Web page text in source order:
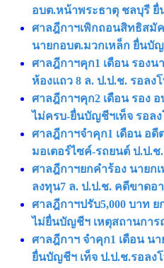
อบต.หน้าพระธาตุ ชลบุรี ยื่
ศาลฎีกาฯเพิกถอนสิทธิสมั
นายกอบต.มวกเหล็ก ยื่นบั
ศาลฎีกาฯคุก1 เดือน รองน
ห้องแถว 8 ล. ป.ป.ช. รอลง
ศาลฎีกาฯคุก2 เดือน รอง
ไม่ครบ-ยื่นบัญชีฯเท็จ รอลง
ศาลฎีกาฯจำคุก1 เดือน อ
มอเตอร์ไซค์-รถยนต์ ป.ป.ช
ศาลฎีกาฯยกคำร้อง นายก
ลงทุน7 ล. ป.ป.ช. คดีขาดอ
ศาลฎีกาฯปรับ5,000 บาท
ไม่ยื่นบัญชีฯ เหตุสถานกา
ศาลฎีกาฯ จําคุก1 เดือน นา
ยื่นบัญชีฯ เท็จ ป.ป.ช.รอลง